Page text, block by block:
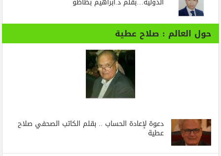
حول العالم : صلاح عطية
دعوة لإعادة الحساب .. بقلم الكاتب الصحفي صلاح
عطية